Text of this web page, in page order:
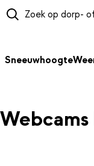
Sneeuwhoogte